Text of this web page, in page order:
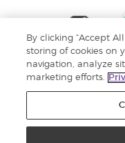
By clicking “Accept
storing of cookies on
navigation, analyze
marketing efforts.